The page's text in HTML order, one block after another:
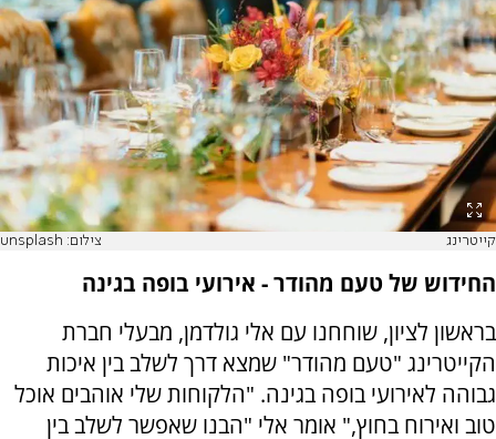
קייטרינג צילום: unsplash
החידוש של טעם מהודר - אירועי בופה בגינה
בראשון לציון, שוחחנו עם אלי גולדמן, מבעלי חברת
הקייטרינג "טעם מהודר" שמצא דרך לשלב בין איכות
גבוהה לאירועי בופה בגינה. "הלקוחות שלי אוהבים אוכל
טוב ואירוח בחוץ," אומר אלי "הבנו שאפשר לשלב בין